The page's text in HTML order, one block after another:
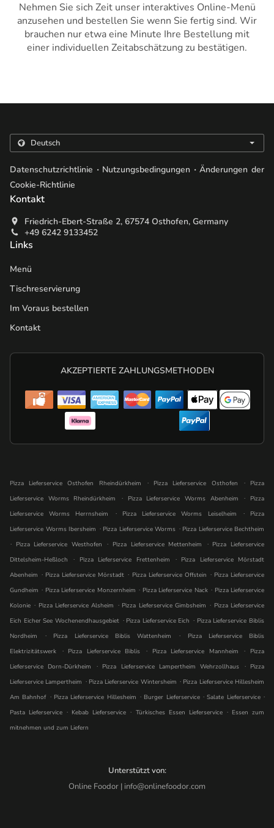
Nehmen Sie sich Zeit unser interaktives Online-Menü
anzusehen und bestellen Sie wenn Sie fertig sind. Wir
brauchen nur etwa eine Minute Ihre Bestellung mit
einer individuellen Zeitabschätzung zu bestätigen.
Datenschutzrichtlinie . Nutzungsbedingungen . Änderungen der
Cookie-Richtlinie
Kontakt
Friedrich-Ebert-Straße 2, 67574 Osthofen, Germany
+49 6242 9133452
Links
Menü
Tischreservierung
Im Voraus bestellen
Kontakt
AKZEPTIERTE ZAHLUNGSMETHODEN
Pizza Lieferservice Osthofen Rheindürkheim . Pizza Lieferservice Osthofen .
Pizza
Lieferservice Worms Rheindürkheim
. Pizza Lieferservice Worms Abenheim .
Pizza
Lieferservice Worms Herrnsheim
. Pizza Lieferservice Worms Leiselheim .
Pizza
Lieferservice Worms Ibersheim . Pizza Lieferservice Worms . Pizza Lieferservice Bechtheim
. Pizza Lieferservice Westhofen . Pizza Lieferservice Mettenheim . Pizza Lieferservice
Dittelsheim-Heßloch
. Pizza Lieferservice Frettenheim . Pizza Lieferservice Mörstadt
Abenheim . Pizza Lieferservice Mörstadt . Pizza Lieferservice Offstein . Pizza Lieferservice
Gundheim . Pizza Lieferservice Monzernheim . Pizza Lieferservice Nack . Pizza Lieferservice
Kolonie . Pizza Lieferservice Alsheim . Pizza Lieferservice Gimbsheim . Pizza Lieferservice
Eich Eicher See Wochenendhausgebiet . Pizza Lieferservice Eich . Pizza Lieferservice Biblis
Nordheim
. Pizza Lieferservice Biblis Wattenheim .
Pizza Lieferservice Biblis
Elektrizitätswerk
. Pizza Lieferservice Biblis . Pizza Lieferservice Mannheim .
Pizza
Lieferservice Dorn-Dürkheim
. Pizza Lieferservice Lampertheim Wehrzollhaus . Pizza
Lieferservice Lampertheim . Pizza Lieferservice Wintersheim . Pizza Lieferservice Hillesheim
Am Bahnhof . Pizza Lieferservice Hillesheim . Burger Lieferservice . Salate Lieferservice .
Pasta Lieferservice . Kebab Lieferservice . Türkisches Essen Lieferservice . Essen zum
mitnehmen und zum Liefern
Unterstützt von:
Online Foodor | info@onlinefoodor.com